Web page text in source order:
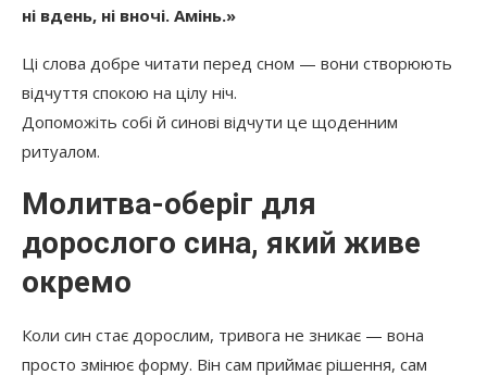
ні вдень, ні вночі. Амінь.»
Ці слова добре читати перед сном — вони створюють
відчуття спокою на цілу ніч.
Допоможіть собі й синові відчути це щоденним
ритуалом.
Молитва-оберіг для
дорослого сина, який живе
окремо
Коли син стає дорослим, тривога не зникає — вона
просто змінює форму. Він сам приймає рішення, сам